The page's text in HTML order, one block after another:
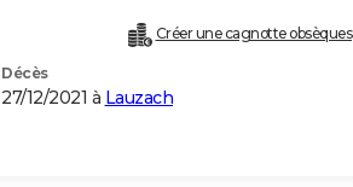
Créer une cagnotte obsèques
Décès
27/12/2021 à Lauzach